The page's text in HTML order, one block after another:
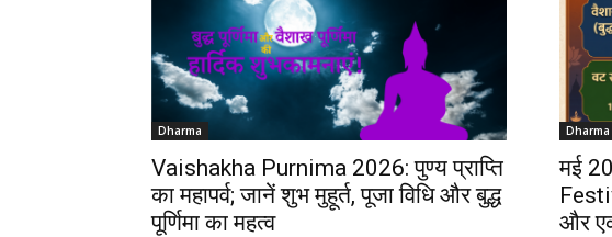
Dharma
Vaishakha Purnima 2026: पुण्य प्राप्ति
का महापर्व; जानें शुभ मुहूर्त, पूजा विधि और बुद्ध
पूर्णिमा का महत्व
Dharma
मई
और